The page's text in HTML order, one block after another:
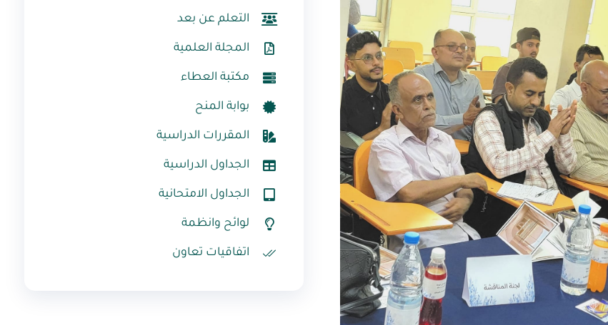
التعلم عن بعد
المجلة العلمية
مكتبة العطاء
بوابة المنح
المقررات الدراسية
الجداول الدراسية
الجداول الامتحانية
لوائح وانظمة
اتفاقيات تعاون